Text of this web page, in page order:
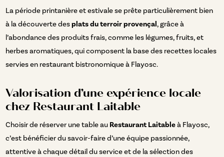
La période printanière et estivale se prête particulièrement bien
à la découverte desplats du terroir provençal, grâce à
l’abondance des produits frais, comme les légumes, fruits, et
herbes aromatiques, qui composent la base des recettes locales
servies en restaurant bistronomique à Flayosc.
Valorisation d’une expérience locale
chez Restaurant Laitable
Choisir de réserver une table au Restaurant Laitableà Flayosc,
c’est bénéficier du savoir-faire d’une équipe passionnée,
attentive à chaque détail du service et de la sélection des